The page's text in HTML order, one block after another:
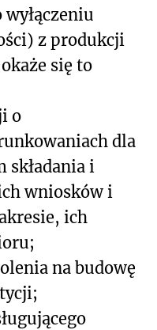
z produkcji
się to
o
dla
składania i
wniosków i
ich
na budowę